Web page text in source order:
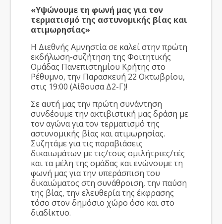
«Υψώνουμε τη φωνή μας για τον
τερματισμό της αστυνομικής βίας και
ατιμωρησίας»
H Διεθνής Αμνηστία σε καλεί στην πρώτη
εκδήλωση-συζήτηση της Φοιτητικής
Ομάδας Πανεπιστημίου Κρήτης στο
Ρέθυμνο, την Παρασκευή 22 Οκτωβρίου,
στις 19:00 (Αίθουσα Δ2-Γ)!
Σε αυτή μας την πρώτη συνάντηση
συνδέουμε την ακτιβιστική μας δράση με
τον αγώνα για τον τερματισμό της
αστυνομικής βίας και ατιμωρησίας.
Συζητάμε για τις παραβιάσεις
δικαιωμάτων με τις/τους ομιλήτριες/τές
και τα μέλη της ομάδας και ενώνουμε τη
φωνή μας για την υπεράσπιση του
δικαιώματος στη συνάθροιση, την παύση
της βίας, την ελευθερία της έκφρασης
τόσο στον δημόσιο χώρο όσο και στο
διαδίκτυο.